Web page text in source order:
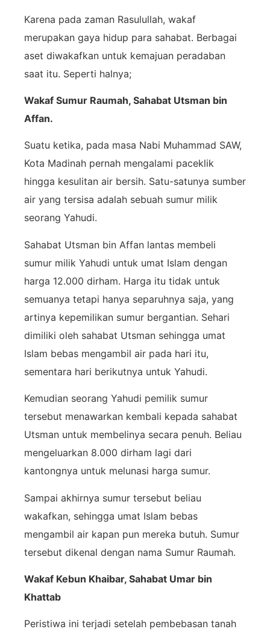
Karena pada zaman Rasulullah, wakaf
merupakan gaya hidup para sahabat. Berbagai
aset diwakafkan untuk kemajuan peradaban
saat itu. Seperti halnya;
Wakaf Sumur Raumah, Sahabat Utsman bin
Affan.
Suatu ketika, pada masa Nabi Muhammad SAW,
Kota Madinah pernah mengalami paceklik
hingga kesulitan air bersih. Satu-satunya sumber
air yang tersisa adalah sebuah sumur milik
seorang Yahudi.
Sahabat Utsman bin Affan lantas membeli
sumur milik Yahudi untuk umat Islam dengan
harga 12.000 dirham. Harga itu tidak untuk
semuanya tetapi hanya separuhnya saja, yang
artinya kepemilikan sumur bergantian. Sehari
dimiliki oleh sahabat Utsman sehingga umat
Islam bebas mengambil air pada hari itu,
sementara hari berikutnya untuk Yahudi.
Kemudian seorang Yahudi pemilik sumur
tersebut menawarkan kembali kepada sahabat
Utsman untuk membelinya secara penuh. Beliau
mengeluarkan 8.000 dirham lagi dari
kantongnya untuk melunasi harga sumur.
Sampai akhirnya sumur tersebut beliau
wakafkan, sehingga umat Islam bebas
mengambil air kapan pun mereka butuh. Sumur
tersebut dikenal dengan nama Sumur Raumah.
Wakaf Kebun Khaibar, Sahabat Umar bin
Khattab
Peristiwa ini terjadi setelah pembebasan tanah